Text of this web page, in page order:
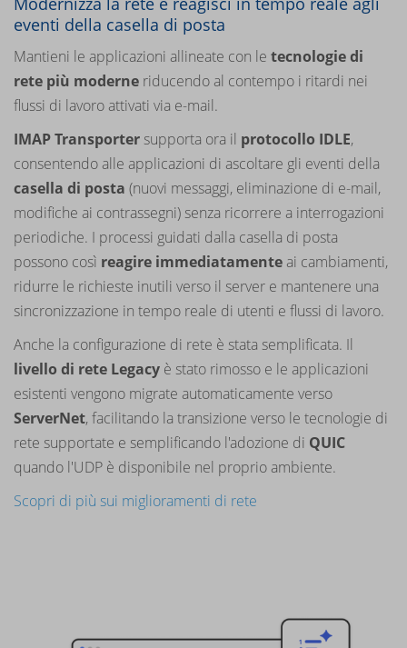
eventi della casella di posta
Mantieni le applicazioni allineate con le tecnologie di
rete più moderne riducendo al contempo i ritardi nei
flussi di lavoro attivati via e-mail.
IMAP Transporter supporta ora il protocollo IDLE,
consentendo alle applicazioni di ascoltare gli eventi della
casella di posta (nuovi messaggi, eliminazione di e-mail,
modifiche ai contrassegni) senza ricorrere a interrogazioni
periodiche. I processi guidati dalla casella di posta
possono così reagire immediatamenteai cambiamenti,
ridurre le richieste inutili verso il server e mantenere una
sincronizzazione in tempo reale di utenti e flussi di lavoro.
Anche la configurazione di rete è stata semplificata. Il
livello di rete Legacy è stato rimosso e le applicazioni
esistenti vengono migrate automaticamente verso
ServerNet, facilitando la transizione verso le tecnologie di
rete supportate e semplificando l'adozione di QUIC
quando l'UDP è disponibile nel proprio ambiente.
Scopri di più sui miglioramenti di rete